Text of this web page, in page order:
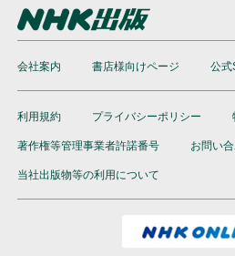
会社案内 書店様向けページ 公式
利用規約 プライバシーポリシー
著作権等管理事業者許諾番号 お問い
当社出版物等の利用について